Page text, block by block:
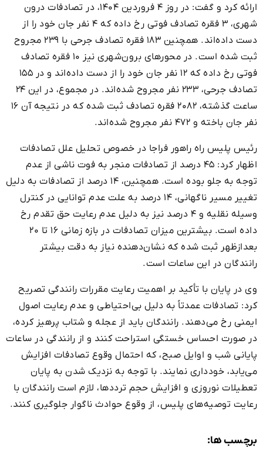
ارائه کرد و گفت: در روز ۴ فروردین ۱۴۰۴، در تصادفات درون
شهری، ۳ فقره تصادف فوتی رخ داده که ۴ نفر جان خود را از
دست داده‌اند. همچنین ۱۸۳ فقره تصادف جرحی با ۲۳۹ مجروح
ثبت شده است. در محورهای برون‌شهری نیز ۱۰ فقره تصادف
فوتی رخ داده که ۱۲ نفر جان خود را از دست داده‌اند و در ۱۵۵
تصادف جرحی، ۲۳۳ نفر مجروح شده‌اند. در مجموع، در این ۲۴
ساعت گذشته، ۲۰۸۲ فقره تصادف ثبت شده که در نتیجه آن ۱۶
نفر جان باخته و ۴۷۲ نفر مجروح شده‌اند.
رئیس پلیس راه راهور فراجا در خصوص تحلیل علل تصادفات
اظهار کرد: ۴۵ درصد از تصادفات منجر به فوت ناشی از عدم
توجه به جلو بوده است. همچنین، ۱۴ درصد از تصادفات به دلیل
تغییر مسیر ناگهانی، ۱۴ درصد به علت عدم توانایی در کنترل
وسیله نقلیه و ۴ درصد نیز به دلیل عدم رعایت حق تقدم رخ
داده است. بیشترین میزان تصادفات در بازه زمانی ۱۶ تا ۲۰
بعدازظهر ثبت شده که نشان‌دهنده نیاز به دقت بیشتر
رانندگان در این ساعات است.
وی در پایان با تأکید بر اهمیت رعایت مقررات رانندگی تصریح
کرد: تصادفات عمدتاً به دلیل بی‌احتیاطی و عدم رعایت اصول
ایمنی رخ می‌دهند. رانندگان باید از عجله و شتاب پرهیز کرده،
در صورت احساس خستگی استراحت کنند و از رانندگی در ساعات
پایانی شب و اوایل صبح، که احتمال وقوع تصادفات افزایش
می‌یابد، خودداری نمایند. با توجه به نزدیک شدن به پایان
تعطیلات نوروزی و افزایش حجم ترددها، لازم است رانندگان با
رعایت توصیه‌های پلیس، از وقوع حوادث ناگوار جلوگیری کنند.
برچسب ها: